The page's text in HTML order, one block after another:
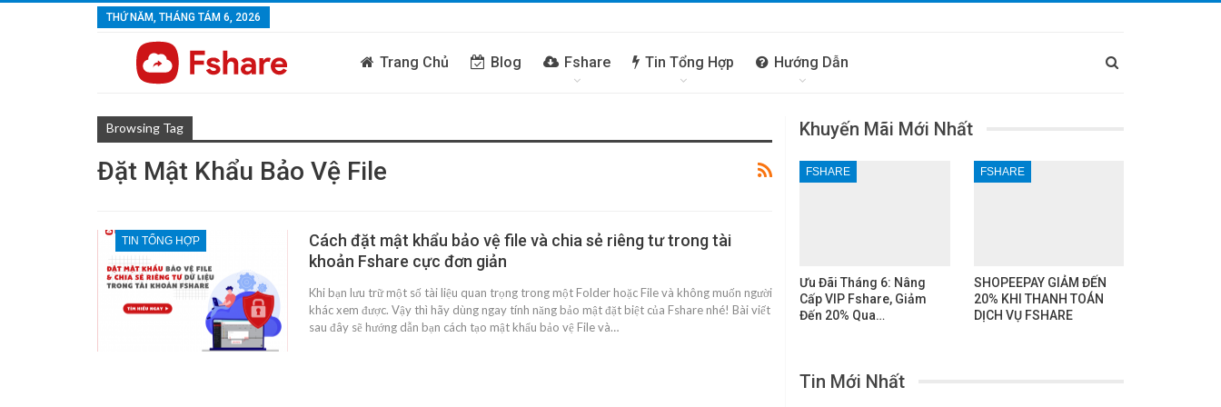
THỨ NĂM, THÁNG TÁM 6, 2026
Trang Chủ Blog Fshare Tin Tổng Hợp Hướng Dẫn
Browsing Tag
Đặt Mật Khẩu Bảo Vệ File
TIN TỔNG HỢP
Cách đặt mật khẩu bảo vệ file và chia sẻ riêng tư trong tài
khoản Fshare cực đơn giản
Khi bạn lưu trữ một số tài liệu quan trọng trong một Folder hoặc File và không muốn người
khác xem được. Vậy thì hãy dùng ngay tính năng bảo mật đặt biệt của Fshare nhé! Bài viết
sau đây sẽ hướng dẫn bạn cách tạo mật khẩu bảo vệ File và…
Khuyến Mãi Mới Nhất
FSHARE
Ưu Đãi Tháng 6: Nâng
Cấp VIP Fshare, Giảm
Đến 20% Qua…
FSHARE
SHOPEEPAY GIẢM ĐẾN
20% KHI THANH TOÁN
DỊCH VỤ FSHARE
Tin Mới Nhất